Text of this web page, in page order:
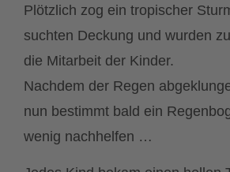
Plötzlich zog ein tropischer
suchten Deckung und wurden
die Mitarbeit der Kinder.
Nachdem der Regen
nun bestimmt bald ein
wenig nachhelfen …